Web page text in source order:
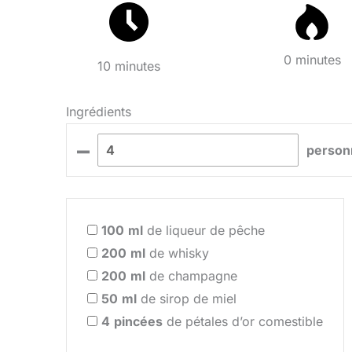
10 minutes 0 minutes
Ingrédients
–
100 ml de liqueur de pêche
200 ml de whisky
200 ml de champagne
50 ml de sirop de miel
4 pincées de pétales d’or comestible